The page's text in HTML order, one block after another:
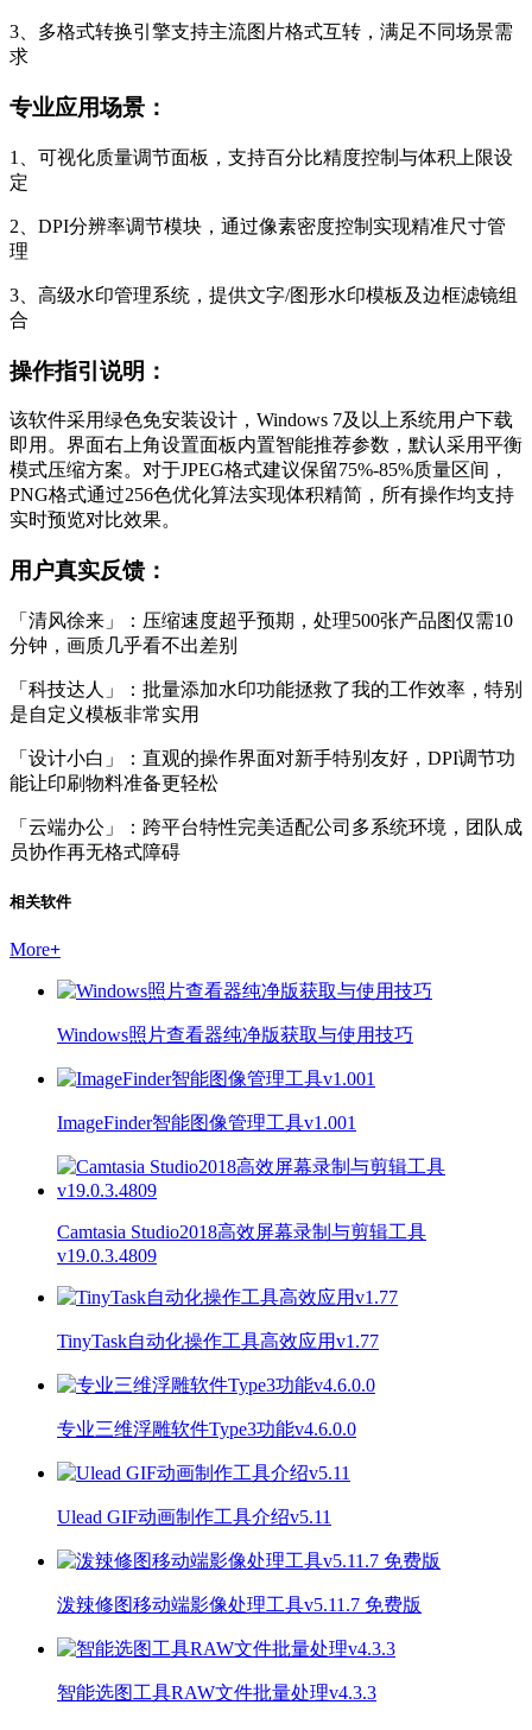
3、多格式转换引擎支持主流图片格式互转，满足不同场景需
求
专业应用场景：
1、可视化质量调节面板，支持百分比精度控制与体积上限设
定
2、DPI分辨率调节模块，通过像素密度控制实现精准尺寸管
理
3、高级水印管理系统，提供文字/图形水印模板及边框滤镜组
合
操作指引说明：
该软件采用绿色免安装设计，Windows 7及以上系统用户下载
即用。界面右上角设置面板内置智能推荐参数，默认采用平衡
模式压缩方案。对于JPEG格式建议保留75%-85%质量区间，
PNG格式通过256色优化算法实现体积精简，所有操作均支持
实时预览对比效果。
用户真实反馈：
「清风徐来」：压缩速度超乎预期，处理500张产品图仅需10
分钟，画质几乎看不出差别
「科技达人」：批量添加水印功能拯救了我的工作效率，特别
是自定义模板非常实用
「设计小白」：直观的操作界面对新手特别友好，DPI调节功
能让印刷物料准备更轻松
「云端办公」：跨平台特性完美适配公司多系统环境，团队成
员协作再无格式障碍
相关软件
More+
Windows照片查看器纯净版获取与使用技巧
ImageFinder智能图像管理工具v1.001
Camtasia Studio2018高效屏幕录制与剪辑工具
v19.0.3.4809
TinyTask自动化操作工具高效应用v1.77
专业三维浮雕软件Type3功能v4.6.0.0
Ulead GIF动画制作工具介绍v5.11
泼辣修图移动端影像处理工具v5.11.7 免费版
智能选图工具RAW文件批量处理v4.3.3